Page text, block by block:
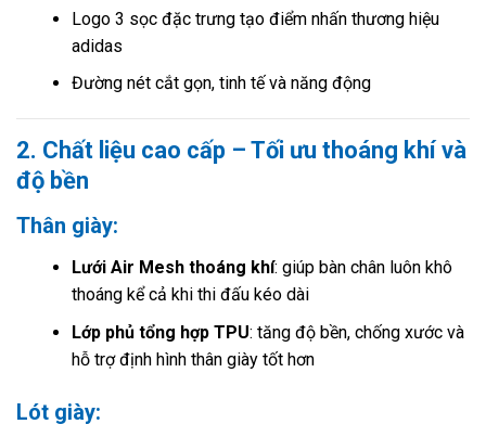
Logo 3 sọc đặc trưng tạo điểm nhấn thương hiệu
adidas
Đường nét cắt gọn, tinh tế và năng động
2. Chất liệu cao cấp – Tối ưu thoáng khí và
độ bền
Thân giày:
Lưới Air Mesh thoáng khí: giúp bàn chân luôn khô
thoáng kể cả khi thi đấu kéo dài
Lớp phủ tổng hợp TPU: tăng độ bền, chống xước và
hỗ trợ định hình thân giày tốt hơn
Lót giày: